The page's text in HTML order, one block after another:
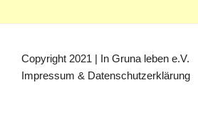
Copyright 2021 | In Gruna leben e.V.
Impressum & Datenschutzerklärung